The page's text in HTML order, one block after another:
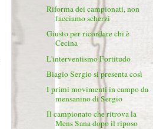
Riforma dei campionati, non
facciamo scherzi
Giusto per ricordare chi è
Cecina
L'interventismo Fortitudo
Biagio Sergio si presenta così
I primi movimenti in campo da
mensanino di Sergio
Il campionato che ritrova la
Mens Sana dopo il riposo